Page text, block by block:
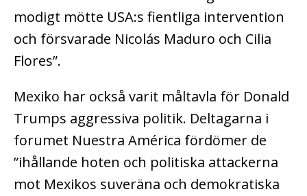
modigt mötte USA:s fientliga intervention
och försvarade Nicolás Maduro och Cilia
Flores”.
Mexiko har också varit måltavla för Donald
Trumps aggressiva politik. Deltagarna i
forumet Nuestra América fördömer de
”ihållande hoten och politiska attackerna
mot Mexikos suveräna och demokratiska